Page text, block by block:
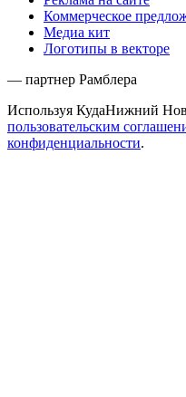
Коммерческое
Медиа кит
Логотипы в векторе
— партнер Рамблера
Используя КудаНижний
пользовательским
конфиденциальности.